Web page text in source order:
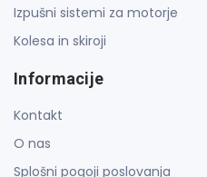
Izpušni sistemi za motorje
Kolesa in skiroji
Informacije
Kontakt
O nas
Splošni pogoji poslovanja